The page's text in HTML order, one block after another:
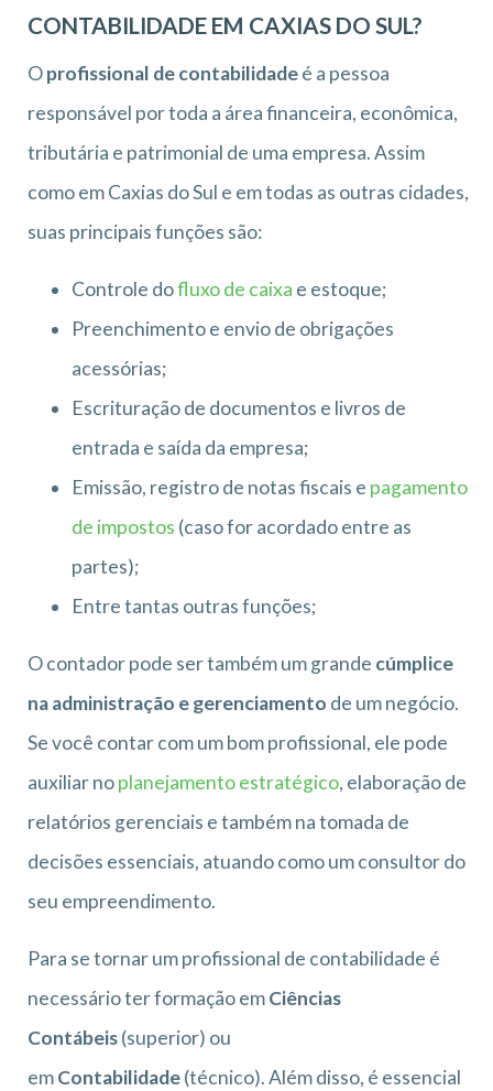
CONTABILIDADE EM CAXIAS DO SUL?
Oprofissional de contabilidadeé a pessoa
responsável por toda a área financeira, econômica,
tributária e patrimonial de uma empresa. Assim
como em Caxias do Sul e em todas as outras cidades,
suas principais funções são:
Controle dofluxo de caixa e estoque;
Preenchimento e envio de obrigações
acessórias;
Escrituração de documentos e livros de
entrada e saída da empresa;
Emissão, registro de notas fiscais e pagamento
de impostos (caso for acordado entre as
partes);
Entre tantas outras funções;
O contador pode ser também um grande cúmplice
na administração e gerenciamento de um negócio.
Se você contar com um bom profissional, ele pode
auxiliar noplanejamento estratégico, elaboração de
relatórios gerenciais e também na tomada de
decisões essenciais, atuando como um consultor do
seu empreendimento.
Para se tornar um profissional de contabilidade é
necessário ter formação emCiências
Contábeis(superior) ou
emContabilidade(técnico). Além disso, é essencial